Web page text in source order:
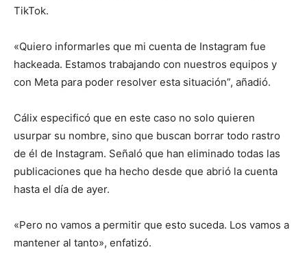
TikTok.
«Quiero informarles que mi cuenta de Instagram fue
hackeada. Estamos trabajando con nuestros equipos y
con Meta para poder resolver esta situación”, añadió.
Cálix especificó que en este caso no solo quieren
usurpar su nombre, sino que buscan borrar todo rastro
de él de Instagram. Señaló que han eliminado todas las
publicaciones que ha hecho desde que abrió la cuenta
hasta el día de ayer.
«Pero no vamos a permitir que esto suceda. Los vamos a
mantener al tanto», enfatizó.